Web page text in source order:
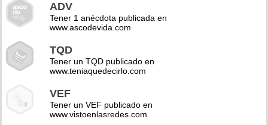
ADV
Tener 1 anécdota publicada en
www.ascodevida.com
TQD
Tener un TQD publicado en
www.teniaquedecirlo.com
VEF
Tener un VEF publicado en
www.vistoenlasredes.com